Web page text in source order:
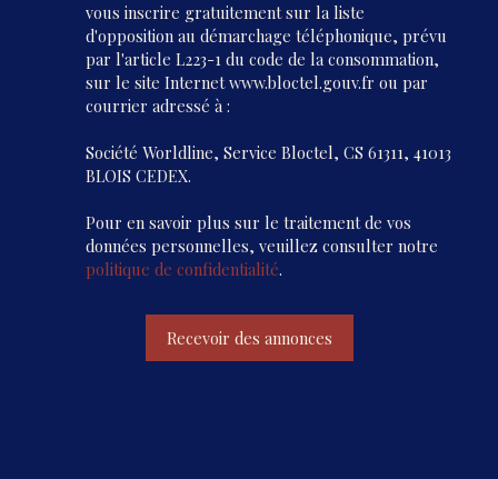
vous inscrire gratuitement sur la liste
d'opposition au démarchage téléphonique, prévu
par l'article L223-1 du code de la consommation,
sur le site Internet www.bloctel.gouv.fr ou par
courrier adressé à :
Société Worldline, Service Bloctel, CS 61311, 41013
BLOIS CEDEX.
Pour en savoir plus sur le traitement de vos
données personnelles, veuillez consulter notre
politique de confidentialité.
Recevoir des annonces